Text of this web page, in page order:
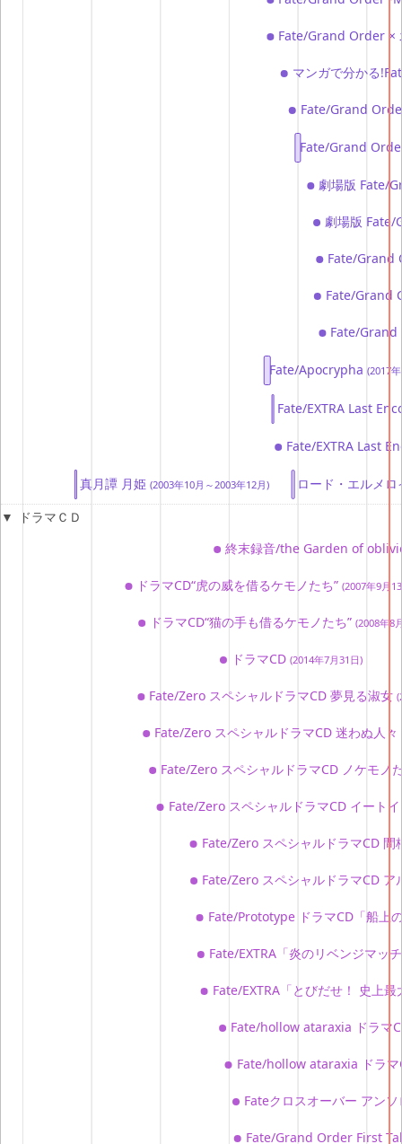
真月譚 月姫 (2003年10月～2003年12月)
Fate/Grand Order ×
マンガで分かる
Fate/Grand
Fate/Grand
劇場版 Fate/
劇場版
Fate/Grand
Fate/Grand
Fate/
Fate/Apocrypha (2017
Fate/EXTRA Last
Fate/EXTRA Last
ロード・エルメ
終末録音/the Garden of
ドラマCD“虎の威を借るケモノたち”(2007年9月
ドラマCD“猫の手も借るケモノたち”(2008年8
ドラマCD (2014年7月31日)
Fate/Zero スペシャルドラマCD 夢見る淑女
Fate/Zero スペシャルドラマCD 迷わぬ人々
Fate/Zero スペシャルドラマCD ノケモノ
Fate/Zero スペシャルドラマCD イート
Fate/Zero スペシャルドラマCD
Fate/Zero スペシャルドラマCD
Fate/Prototype ドラマCD「船上
Fate/EXTRA「炎のリベンジマッ
Fate/EXTRA「とびだせ！ 史上
Fate/hollow ataraxia ドラマ
Fate/hollow ataraxia ドラマ
Fateクロスオーバー アン
Fate/Grand Order First
ドラマＣＤ